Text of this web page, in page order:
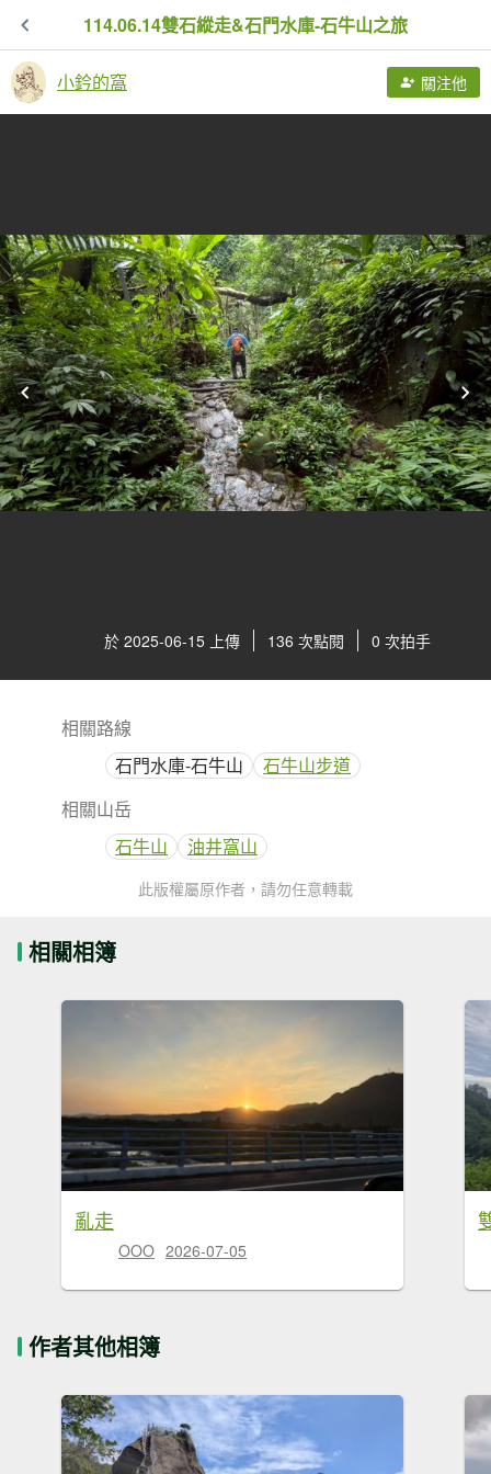
114.06.14雙石縱走&石門水庫-石牛山之旅
小鈐的窩 關注他
於 2025-06-15 上傳 136 次點閱 0 次拍手
相關路線
石門水庫-石牛山
石牛山步道
相關山岳
石牛山
油井窩山
此版權屬原作者，請勿任意轉載
相關相簿
亂走
OOO 2026-07-05
作者其他相簿